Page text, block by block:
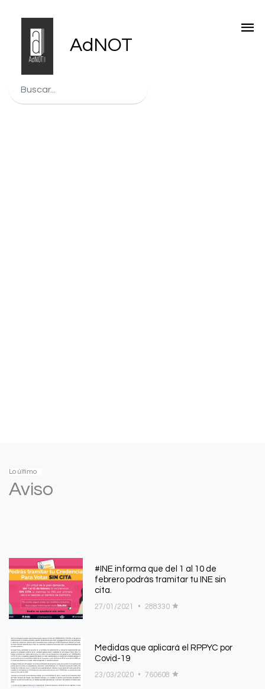
AdNOT
Lo último
Aviso
#INE informa que del 1 al 10 de
febrero podrás tramitar tu INE sin
cita.
27/01/2021 • 288330
Medidas que aplicará el RPPYC por
Covid-19
23/03/2020 • 760608